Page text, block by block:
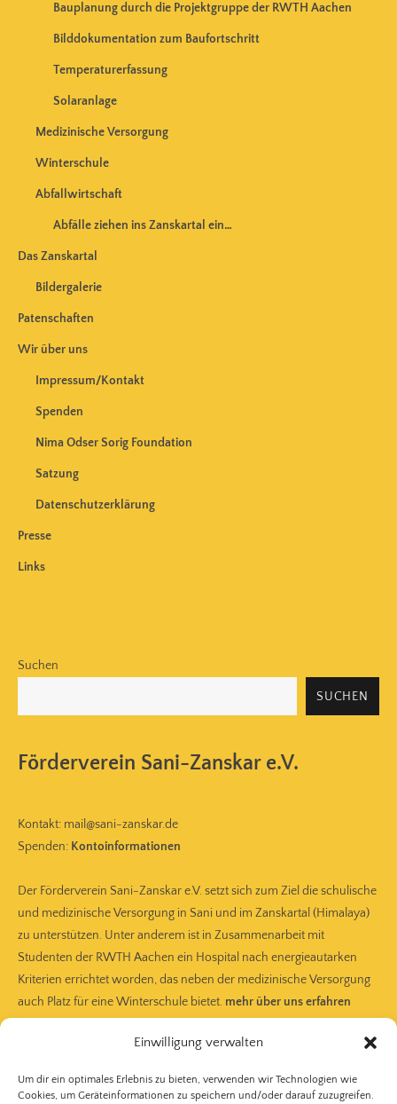
Einwilligung verwalten
Um dir ein optimales Erlebnis zu bieten, verwenden wir Technologien wie
Cookies, um Geräteinformationen zu speichern und/oder darauf zuzugreifen.
Bauplanung durch die Projektgruppe der RWTH Aachen
Bilddokumentation zum Baufortschritt
Temperaturerfassung
Solaranlage
Medizinische Versorgung
Winterschule
Abfallwirtschaft
Abfälle ziehen ins Zanskartal ein…
Das Zanskartal
Bildergalerie
Patenschaften
Wir über uns
Impressum/Kontakt
Spenden
Nima Odser Sorig Foundation
Satzung
Datenschutzerklärung
Presse
Links
Suchen
SUCHEN
Förderverein Sani-Zanskar e.V.
Kontakt: mail@sani-zanskar.de
Spenden: Kontoinformationen
Der Förderverein Sani-Zanskar e.V. setzt sich zum Ziel die schulische
und medizinische Versorgung in Sani und im Zanskartal (Himalaya)
zu unterstützen. Unter anderem ist in Zusammenarbeit mit
Studenten der RWTH Aachen ein Hospital nach energieautarken
Kriterien errichtet worden, das neben der medizinische Versorgung
auch Platz für eine Winterschule bietet. mehr über uns erfahren